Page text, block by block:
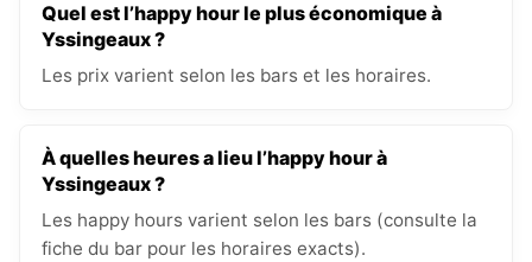
Quel est l’happy hour le plus économique à
Yssingeaux ?
Les prix varient selon les bars et les horaires.
À quelles heures a lieu l’happy hour à
Yssingeaux ?
Les happy hours varient selon les bars (consulte la
fiche du bar pour les horaires exacts).